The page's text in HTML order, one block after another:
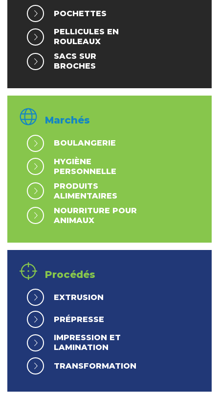
POCHETTES
PELLICULES EN
ROULEAUX
SACS SUR
BROCHES
Marchés
BOULANGERIE
HYGIÈNE
PERSONNELLE
PRODUITS
ALIMENTAIRES
NOURRITURE POUR
ANIMAUX
Procédés
EXTRUSION
PRÉPRESSE
IMPRESSION ET
LAMINATION
TRANSFORMATION